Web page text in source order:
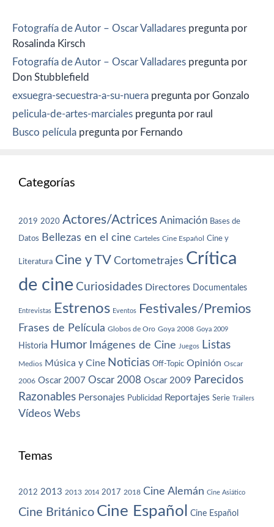
Fotografía de Autor – Oscar Valladares pregunta por
Rosalinda Kirsch
Fotografía de Autor – Oscar Valladares pregunta por
Don Stubblefield
exsuegra-secuestra-a-su-nuera pregunta por Gonzalo
pelicula-de-artes-marciales pregunta por raul
Busco película pregunta por Fernando
Categorías
2019 2020 Actores/Actrices Animación Bases de
Datos Bellezas en el cine Carteles Cine Español Cine y
Literatura Cine y TV Cortometrajes Crítica
de cine Curiosidades Directores Documentales
Entrevistas Estrenos Eventos Festivales/Premios
Frases de Película Globos de Oro Goya 2008 Goya 2009
Historia Humor Imágenes de Cine Juegos Listas
Medios Música y Cine Noticias Off-Topic Opinión Oscar
2006 Oscar 2007 Oscar 2008 Oscar 2009 Parecidos
Razonables Personajes Publicidad Reportajes Serie Trailers
Vídeos Webs
Temas
2012 2013 2013 2014 2017 2018 Cine Alemán Cine Asiático
Cine Británico Cine Español Cine Español